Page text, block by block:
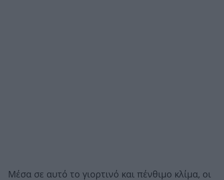
Μέσα σε αυτό το γιορτινό και πένθιμο κλίμα, οι